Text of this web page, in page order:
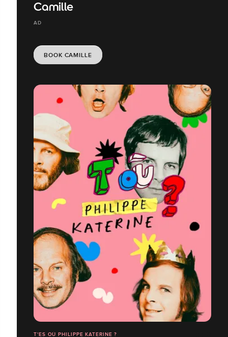
Camille
AD
BOOK CAMILLE
T'ES OÙ PHILIPPE KATERINE ?